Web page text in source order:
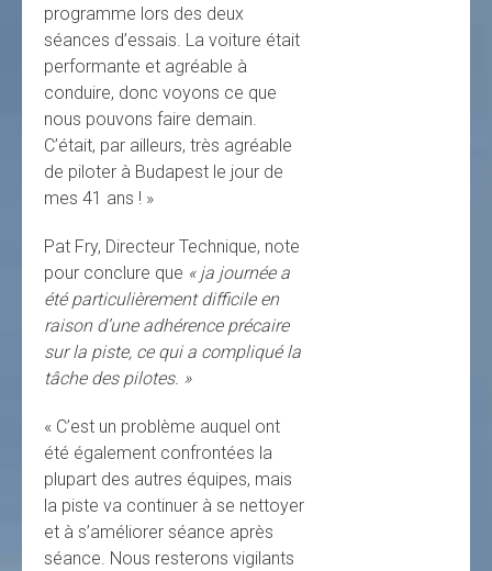
programme lors des deux
séances d’essais. La voiture était
performante et agréable à
conduire, donc voyons ce que
nous pouvons faire demain.
C’était, par ailleurs, très agréable
de piloter à Budapest le jour de
mes 41 ans ! »
Pat Fry, Directeur Technique, note
pour conclure que « ja journée a
été particulièrement difficile en
raison d’une adhérence précaire
sur la piste, ce qui a compliqué la
tâche des pilotes. »
« C’est un problème auquel ont
été également confrontées la
plupart des autres équipes, mais
la piste va continuer à se nettoyer
et à s’améliorer séance après
séance. Nous resterons vigilants